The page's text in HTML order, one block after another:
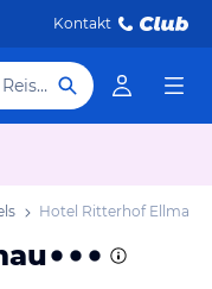
Kontakt
Hotel, Reiseziel
Hotel Ritterhof Ellmau